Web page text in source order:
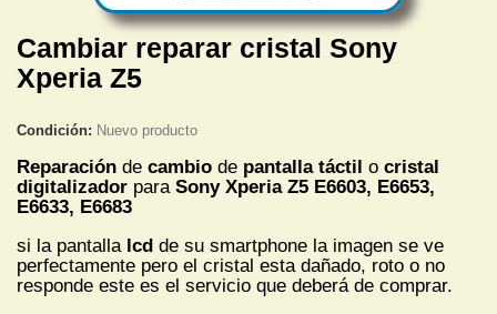
Cambiar reparar cristal Sony
Xperia Z5
Condición: Nuevo producto
Reparación de cambio de pantalla táctil o cristal
digitalizador para Sony Xperia Z5 E6603, E6653,
E6633, E6683
si la pantalla lcd de su smartphone la imagen se ve
perfectamente pero el cristal esta dañado, roto o no
responde este es el servicio que deberá de comprar.